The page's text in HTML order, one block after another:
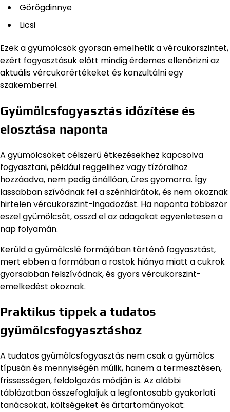
Görögdinnye
Licsi
Ezek a gyümölcsök gyorsan emelhetik a vércukorszintet,
ezért fogyasztásuk előtt mindig érdemes ellenőrizni az
aktuális vércukorértékeket és konzultálni egy
szakemberrel.
Gyümölcsfogyasztás időzítése és
elosztása naponta
A gyümölcsöket célszerű étkezésekhez kapcsolva
fogyasztani, például reggelihez vagy tízóraihoz
hozzáadva, nem pedig önállóan, üres gyomorra. Így
lassabban szívódnak fel a szénhidrátok, és nem okoznak
hirtelen vércukorszint-ingadozást. Ha naponta többször
eszel gyümölcsöt, osszd el az adagokat egyenletesen a
nap folyamán.
Kerüld a gyümölcslé formájában történő fogyasztást,
mert ebben a formában a rostok hiánya miatt a cukrok
gyorsabban felszívódnak, és gyors vércukorszint-
emelkedést okoznak.
Praktikus tippek a tudatos
gyümölcsfogyasztáshoz
A tudatos gyümölcsfogyasztás nem csak a gyümölcs
típusán és mennyiségén múlik, hanem a termesztésen,
frissességen, feldolgozás módján is. Az alábbi
táblázatban összefoglaljuk a legfontosabb gyakorlati
tanácsokat, költségeket és ártartományokat: